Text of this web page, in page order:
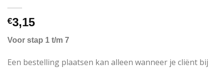
€3,15
Voor stap 1 t/m 7
Een bestelling plaatsen kan alleen wanneer je cliënt bij